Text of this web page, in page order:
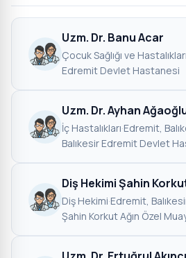
Uzm. Dr. Banu Acar
Çocuk Sağlığı ve Hastalıkları
Edremit Devlet Hastanesi
Uzm. Dr. Ayhan
İç Hastalıkları·Edremit,
Balıkesir Edremit Devlet
Diş Hekimi Şahin
Diş Hekimi·Edremit,
Şahin Korkut Ağın Özel